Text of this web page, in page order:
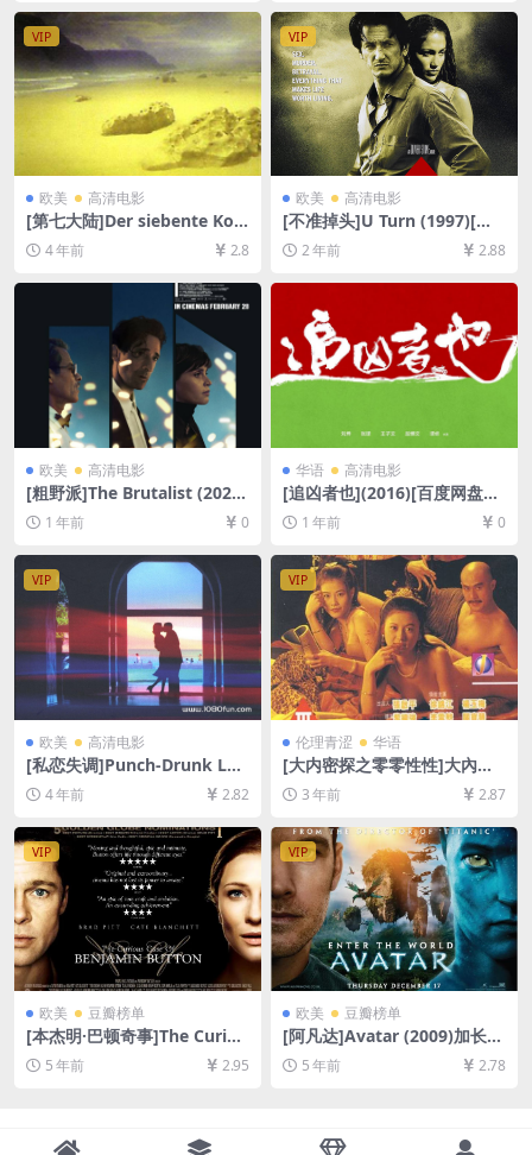
幕]
B][中英字幕]
VIP
欧美 高清电影
[第七大陆]Der siebente Kon
tinent (1989)[百度网盘+迅雷
云盘资源1080P超清未删减]
[MP4/6.8GB][中文字幕]
4 年前 2.8
VIP
欧美 高清电影
[不准掉头]U Turn (1997)[百
度网盘+夸克网盘1080P超清
未删减资源][网盘在线播放/下
载][MP4/8.3GB][中文字幕]
2 年前 2.88
欧美 高清电影
[粗野派]The Brutalist (2024)
[百度网盘+夸克网盘1080P超
清未删减资源][网盘在线播放/
下载][MP4/13GB][中文字幕]
1 年前 0
华语 高清电影
[追凶者也](2016)[百度网盘
+夸克网盘1080P超清未删减
资源][网盘在线播放/下载][MP
4/6.7GB][中文字幕]
1 年前 0
VIP
欧美 高清电影
[私恋失调]Punch-Drunk Lov
e (2002)[百度网盘+迅雷云盘
资源1080P超清未删减][MP4/
4 年前 2.82
VIP
伦理青涩 华语
[大内密探之零零性性]大內密
探之靈靈性性 (1996)[百度网
盘+夸克网盘1080P超清未删
[粤语中字]【手机/平板无法在
线播放，请使用电脑下载防和
谐压缩包（含解压密码）】
3 年前 2.87
VIP
欧美 豆瓣榜单
[本杰明·巴顿奇事]The Curiou
s Case of Benjamin Button
(2008)[百度网盘+迅雷云盘资
5 年前 2.95
VIP
欧美 豆瓣榜单
[阿凡达]Avatar (2009)加长版
[百度网盘+迅雷云盘资源1080
P超清未删减][MP4/13GB][中
5 年前 2.78